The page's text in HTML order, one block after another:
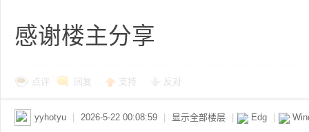
感谢楼主分享
点评 回复 支持 反对
yyhotyu 2026-5-22 00:08:59 显示全部楼层 Edg